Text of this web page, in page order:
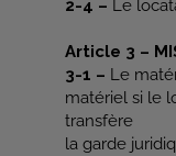
2-4 – Le
Article 3 –
3-1 – Le
matériel si le
transfère
la garde